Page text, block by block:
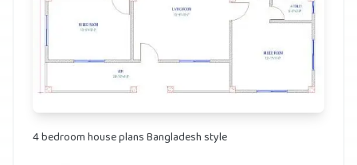
4 bedroom house plans Bangladesh style